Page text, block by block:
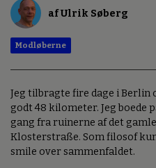
af Ulrik Søberg
Modløberne
Jeg tilbragte fire dage i Berlin
godt 48 kilometer. Jeg boede
gang fra ruinerne af det
Klosterstraße. Som filosof
smile over sammenfaldet.